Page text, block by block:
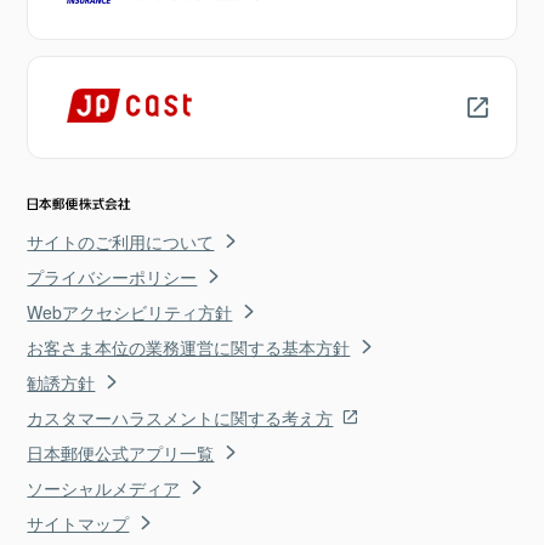
サイトのご利用について
プライバシーポリシー
Webアクセシビリティ方針
お客さま本位の業務運営に関する基本方針
勧誘方針
カスタマーハラスメントに関する考え方
日本郵便公式アプリ一覧
ソーシャルメディア
サイトマップ